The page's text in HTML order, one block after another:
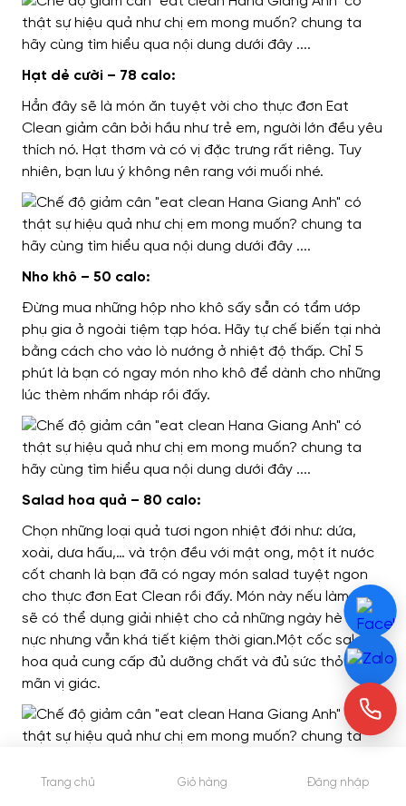
Hạt dẻ cười – 78 calo:
Hẳn đây sẽ là món ăn tuyệt vời cho thực đơn Eat
Clean giảm cân bởi hầu như trẻ em, người lớn đều yêu
thích nó. Hạt thơm và có vị đặc trưng rất riêng. Tuy
nhiên, bạn lưu ý không nên rang với muối nhé.
Nho khô – 50 calo:
Đừng mua những hộp nho khô sấy sẵn có tẩm ướp
phụ gia ở ngoài tiệm tạp hóa. Hãy tự chế biến tại nhà
bằng cách cho vào lò nướng ở nhiệt độ thấp. Chỉ 5
phút là bạn có ngay món nho khô để dành cho những
lúc thèm nhấm nháp rồi đấy.
Salad hoa quả – 80 calo:
Chọn những loại quả tươi ngon nhiệt đới như: dứa,
xoài, dưa hấu,… và trộn đều với mật ong, một ít nước
cốt chanh là bạn đã có ngay món salad tuyệt ngon
cho thực đơn Eat Clean rồi đấy. Món này nếu làm lạnh
sẽ có thể dụng giải nhiệt cho cả những ngày hè nóng
nực nhưng vẫn khá tiết kiệm thời gian.Một cốc salad
hoa quả cung cấp đủ dưỡng chất và đủ sức thỏa
mãn vị giác.
» Mời bạn tham khảo bài viết dướng dẫn chi tiết 4bài
Trang chủ Giỏ hàng Đăng nhập